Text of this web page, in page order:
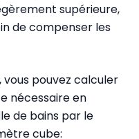
supérieure,
de compenser les
vous pouvez calculer
nécessaire en
de bains par le
cube: